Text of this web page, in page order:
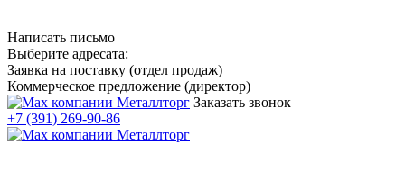
Написать письмо
Выберите адресата:
Заявка на поставку (отдел продаж)
Коммерческое предложение (директор)
Заказать звонок
+7 (391) 269-90-86